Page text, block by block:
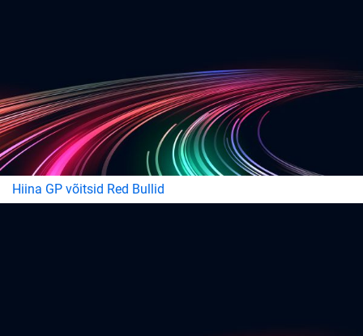
Hiina GP võitsid Red Bullid